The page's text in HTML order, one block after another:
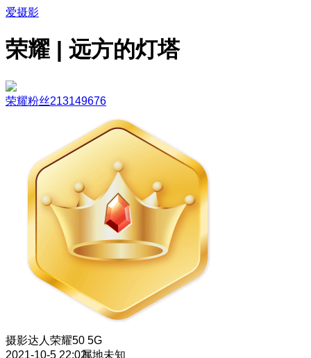
爱摄影
荣耀 | 远方的灯塔
荣耀粉丝213149676
摄影达人 荣耀50 5G
2021-10-5 22:02属地未知